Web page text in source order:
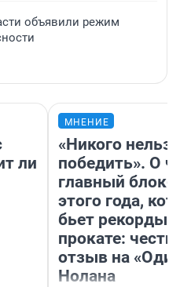
объявили режим
ли
МНЕНИЕ
«Никого нельзя
победить». О
главный
этого года,
бьет рекорды в
прокате:
отзыв на
Нолана